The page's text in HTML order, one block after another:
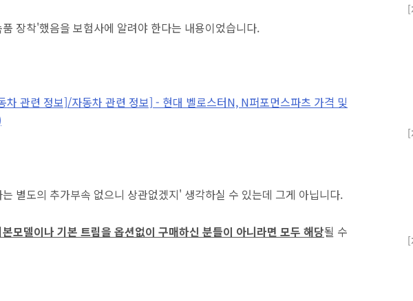
장착'했음을 보험사에 알려야 한다는 내용이었습니다.
관련 정보]/자동차 관련 정보] - 현대 벨로스터N, N퍼포먼스파츠 가격 및
별도의 추가부속 없으니 상관없겠지' 생각하실 수 있는데 그게 아닙니다.
모델이나 기본 트림을 옵션없이 구매하신 분들이 아니라면 모두 해당될 수
[
[
[